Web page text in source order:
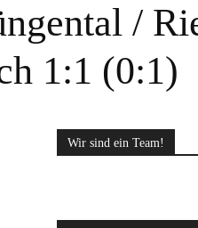
/
1:1 (0:1)
Wir sind ein Team!